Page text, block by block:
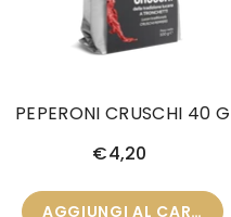
PEPERONI CRUSCHI 40 G
€4,20
AGGIUNGI AL CARRELLO